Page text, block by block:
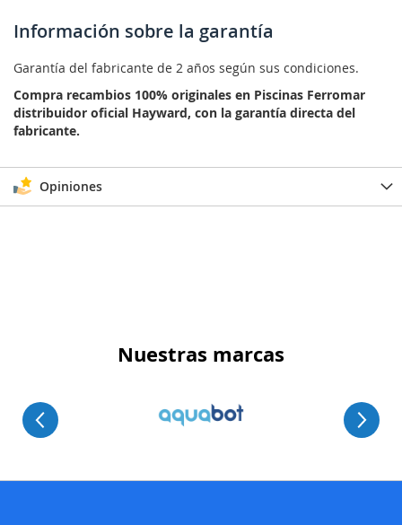
Información sobre la garantía
Garantía del fabricante de 2 años según sus condiciones.
Compra recambios 100% originales en Piscinas Ferromar
distribuidor oficial Hayward, con la garantía directa del
fabricante.
Opiniones
Nuestras marcas